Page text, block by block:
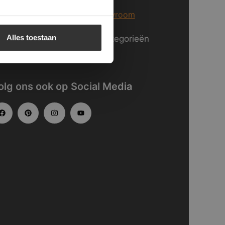
Alles toestaan
informatie overonze showroom
hieronze website in categorieën
ons ook op Social Media